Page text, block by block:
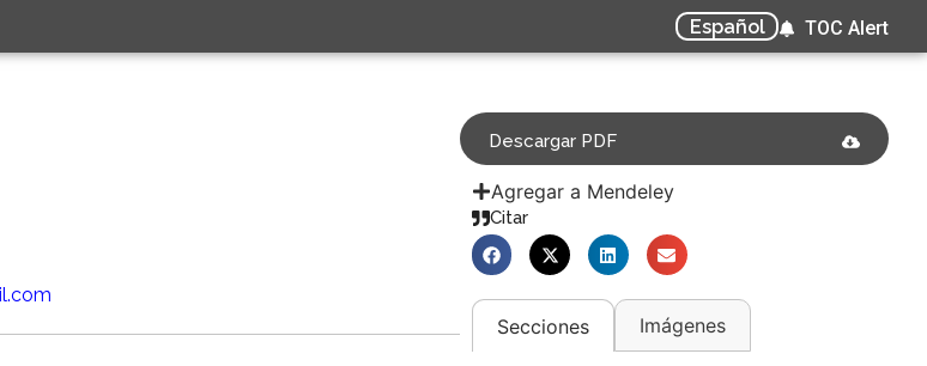
Español TOC Alert
Descargar PDF
Agregar a Mendeley
Citar
Secciones Imágenes